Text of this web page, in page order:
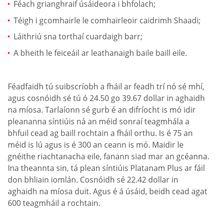
Féach grianghraif úsáideora i bhfolach;
Téigh i gcomhairle le comhairleoir caidrimh Shaadi;
Láithriú sna torthaí cuardaigh barr;
A bheith le feiceáil ar leathanaigh baile baill eile.
Féadfaidh tú suibscríobh a fháil ar feadh trí nó sé mhí,
agus cosnóidh sé tú ó 24.50 go 39.67 dollar in aghaidh
na míosa. Tarlaíonn sé gurb é an difríocht is mó idir
pleananna síntiúis ná an méid sonraí teagmhála a
bhfuil cead ag baill rochtain a fháil orthu. Is é 75 an
méid is lú agus is é 300 an ceann is mó. Maidir le
gnéithe riachtanacha eile, fanann siad mar an gcéanna.
Ina theannta sin, tá plean síntiúis Platanam Plus ar fáil
don bhliain iomlán. Cosnóidh sé 22.42 dollar in
aghaidh na míosa duit. Agus é á úsáid, beidh cead agat
600 teagmháil a rochtain.